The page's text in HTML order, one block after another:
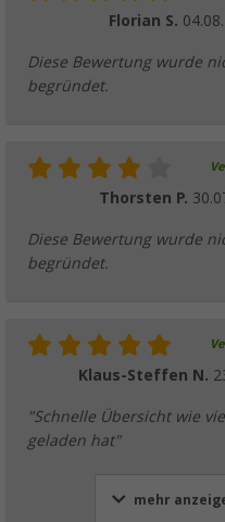
Florian S.
Diese Bewertung wurde
begründet.
Thorsten P.
Diese Bewertung wurde
begründet.
Klaus-Steffen N.
"Schnelle Übersicht wie
geladen hat"
mehr